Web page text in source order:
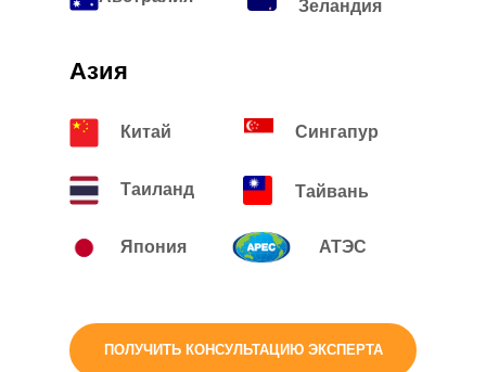
Зеландия
Азия
Китай Сингапур
АТЭС
Япония
Тайвань
Таиланд
ПОЛУЧИТЬ КОНСУЛЬТАЦИЮ ЭКСПЕРТА